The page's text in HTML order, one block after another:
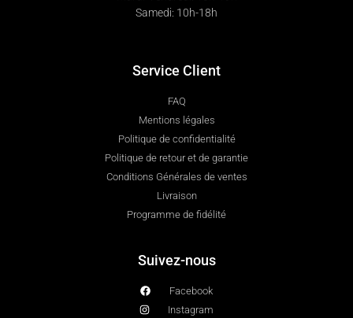
Samedi: 10h-18h
Service Client
FAQ
Mentions légales
Politique de confidentialité
Politique de retour et de garantie
Conditions Générales de ventes
Livraison
Programme de fidélité
Suivez-nous
Facebook
Instagram